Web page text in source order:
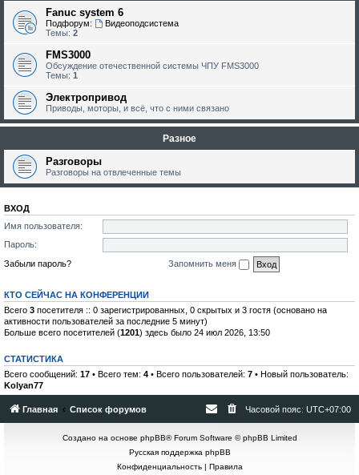
Fanuc system 6
Подфорум:
Видеоподсистема
Темы: 2
FMS3000
Обсуждение отечественной системы ЧПУ FMS3000
Темы: 1
Электропривод
Приводы, моторы, и всё, что с ними связано
Разное
Разговоры
Разговоры на отвлеченные темы
ВХОД
Имя пользователя:
Пароль:
Забыли пароль?
Запомнить меня
КТО СЕЙЧАС НА КОНФЕРЕНЦИИ
Всего 3 посетителя :: 0 зарегистрированных, 0 скрытых и 3 гостя (основано на
активности пользователей за последние 5 минут)
Больше всего посетителей (1201) здесь было 24 июл 2026, 13:50
СТАТИСТИКА
Всего сообщений: 17 • Всего тем: 4 • Всего пользователей: 7 • Новый пользователь:
Kolyan77
Главная Список форумов Часовой пояс: UTC+07:00
Создано на основе phpBB® Forum Software © phpBB Limited
Русская поддержка phpBB
Конфиденциальность| Правила